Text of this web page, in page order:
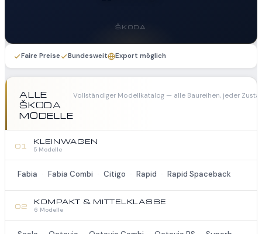
ŠKODA
Faire Preise Bundesweit Export möglich
ALLE
ŠKODA
MODELLE
Vollständiger Modellkatalog — alle Baureihen, jeder
01 KLEINWAGEN
5 Modelle
Fabia Fabia Combi Citigo Rapid Rapid Spaceback
02 KOMPAKT & MITTELKLASSE
6 Modelle